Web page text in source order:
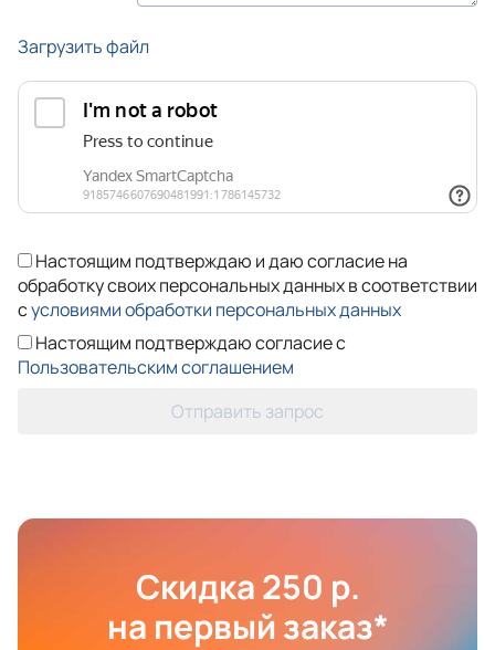
Загрузить файл
Настоящим подтверждаю и даю согласие на
обработку своих персональных данных в соответствии
сусловиями обработки персональных данных
Настоящим подтверждаю согласие с
Пользовательским соглашением
Отправить запрос
Скидка 250 р.
на первый заказ*